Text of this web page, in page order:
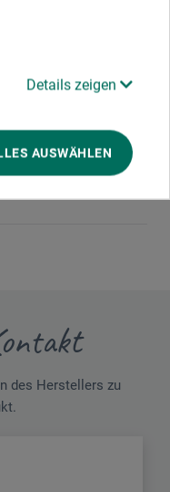
Details zeigen
AUSWÄHLEN
54x85mm
des Herstellers zu